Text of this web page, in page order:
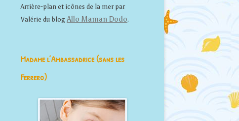
Arrière-plan et icônes de la mer par
Valérie du blog Allo Maman Dodo.
Madame l’Ambassadrice (sans les
Ferrero)